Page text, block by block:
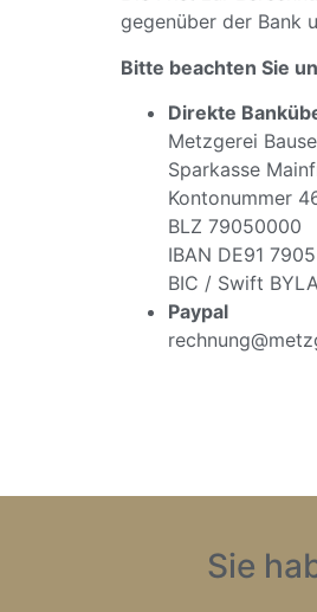
gegenüber der Bank
Bitte beachten Sie
Direkte
Metzgerei
Sparkasse
Kontonummer
BLZ 79050000
IBAN DE91
BIC / Swift
Paypal
Sie